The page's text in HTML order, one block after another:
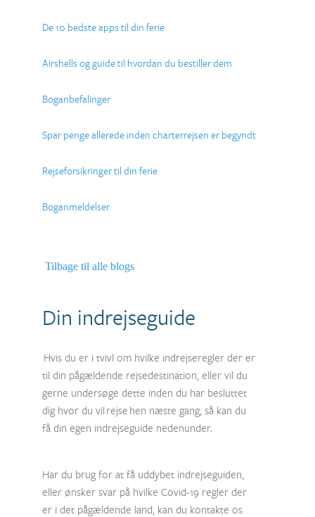
De 10 bedste apps til din ferie
Airshells og guide til hvordan du bestiller dem
Boganbefalinger
Spar penge allerede inden charterrejsen er begyndt
Rejseforsikringer til din ferie
Boganmeldelser
Tilbage til alle blogs
Din indrejseguide
Hvis du er i tvivl om hvilke indrejseregler der er
til din pågældende rejsedestination, eller vil du
gerne undersøge dette inden du har besluttet
dig hvor du vil rejse hen næste gang, så kan du
få din egen indrejseguide nedenunder.
Har du brug for at få uddybet indrejseguiden,
eller ønsker svar på hvilke Covid-19 regler der
er i det pågældende land, kan du kontakte os